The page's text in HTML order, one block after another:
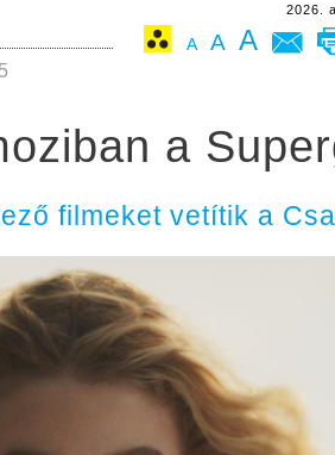
2026.
A A A
a
filmeket vetítik a